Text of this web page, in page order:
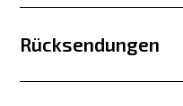
Rücksendungen